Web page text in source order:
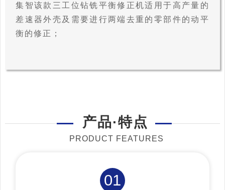
集智该款三工位钻铣平衡修正机适用于高产量的
差速器外壳及需要进行两端去重的零部件的动平
衡的修正；
产品·特点
PRODUCT FEATURES
01